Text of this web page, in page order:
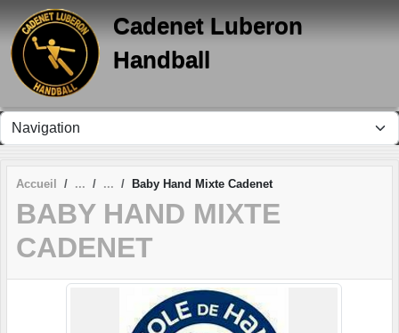
Cadenet Luberon
Handball
Accueil Baby Hand Mixte Cadenet
BABY HAND MIXTE
CADENET
Panneau de gestion des cookies